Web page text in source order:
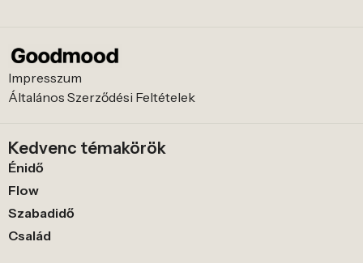
Impresszum
Általános Szerződési Feltételek
Kedvenc témakörök
Énidő
Flow
Szabadidő
Család